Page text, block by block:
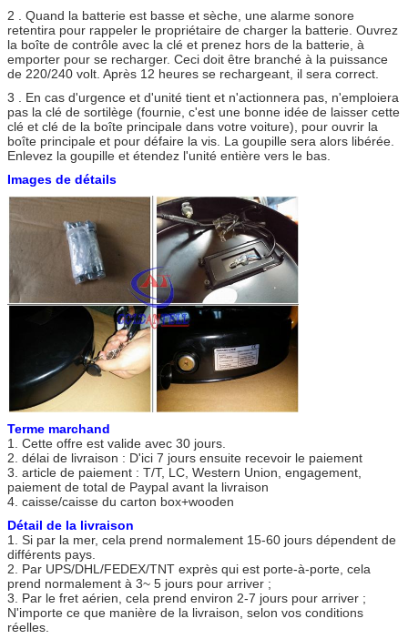
2 . Quand la batterie est basse et sèche, une alarme sonore
retentira pour rappeler le propriétaire de charger la batterie. Ouvrez
la boîte de contrôle avec la clé et prenez hors de la batterie, à
emporter pour se recharger. Ceci doit être branché à la puissance
de 220/240 volt. Après 12 heures se rechargeant, il sera correct.
3 . En cas d'urgence et d'unité tient et n'actionnera pas, n'emploiera
pas la clé de sortilège (fournie, c'est une bonne idée de laisser cette
clé et clé de la boîte principale dans votre voiture), pour ouvrir la
boîte principale et pour défaire la vis. La goupille sera alors libérée.
Enlevez la goupille et étendez l'unité entière vers le bas.
Images de détails
Terme marchand
1. Cette offre est valide avec 30 jours.
2. délai de livraison : D'ici 7 jours ensuite recevoir le paiement
3. article de paiement : T/T, LC, Western Union, engagement,
paiement de total de Paypal avant la livraison
4. caisse/caisse du carton box+wooden
Détail de la livraison
1. Si par la mer, cela prend normalement 15-60 jours dépendent de
différents pays.
2. Par UPS/DHL/FEDEX/TNT exprès qui est porte-à-porte, cela
prend normalement à 3~ 5 jours pour arriver ;
3. Par le fret aérien, cela prend environ 2-7 jours pour arriver ;
N'importe ce que manière de la livraison, selon vos conditions
réelles.